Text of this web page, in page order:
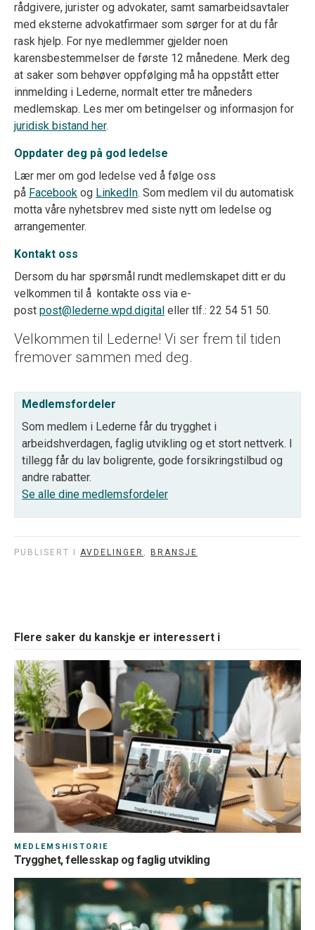
rådgivere, jurister og advokater, samt samarbeidsavtaler
med eksterne advokatfirmaer som sørger for at du får
rask hjelp. For nye medlemmer gjelder noen
karensbestemmelser de første 12 månedene. Merk deg
at saker som behøver oppfølging må ha oppstått etter
innmelding i Lederne, normalt etter tre måneders
medlemskap. Les mer om betingelser og informasjon for
juridisk bistand her.
Oppdater deg på god ledelse
Lær mer om god ledelse ved å følge oss
på Facebook og LinkedIn. Som medlem vil du automatisk
motta våre nyhetsbrev med siste nytt om ledelse og
arrangementer.
Kontakt oss
Dersom du har spørsmål rundt medlemskapet ditt er du
velkommen til å kontakte oss via e-
post post@lederne.wpd.digital eller tlf.: 22 54 51 50.
Velkommen til Lederne! Vi ser frem til tiden
fremover sammen med deg.
Medlemsfordeler
Som medlem i Lederne får du trygghet i
arbeidshverdagen, faglig utvikling og et stort nettverk. I
tillegg får du lav boligrente, gode forsikringstilbud og
andre rabatter.
Se alle dine medlemsfordeler
PUBLISERT I AVDELINGER , BRANSJE
Flere saker du kanskje er interessert i
MEDLEMSHISTORIE
Trygghet, fellesskap og faglig utvikling